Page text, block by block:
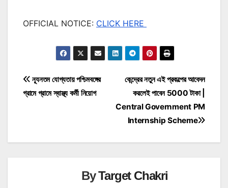
OFFICIAL NOTICE: CLICK HERE
Post
navigation
কেন্দ্রের নতুন এই প্রকল্পের আবেদন
করলেই পাবেন 5000 টাকা |
Central Government PM
Internship Scheme
ন্যূনতম যোগ্যতায় পশ্চিমবঙ্গের
গ্রামে গ্রামে স্বাস্থ্য কর্মী নিয়োগ
ByTarget Chakri